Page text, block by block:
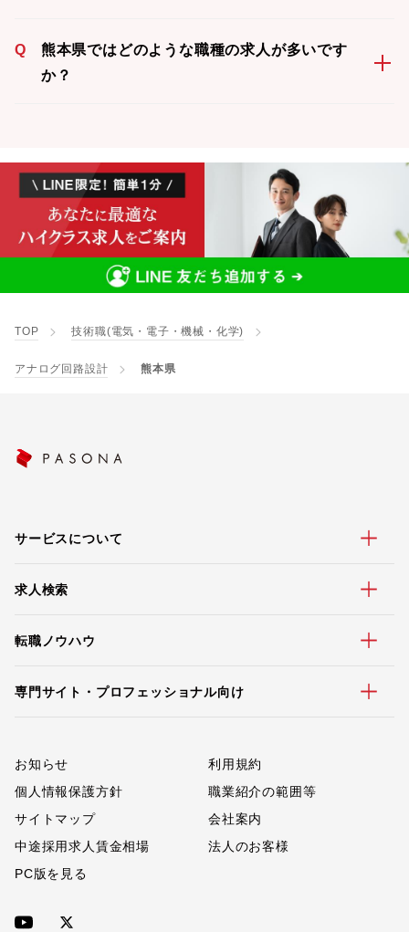
Q
熊本県ではどのような職種の求人が多いです
か？
TOP 技術職(電気・電子・機械・化学)
アナログ回路設計 熊本県
サービスについて
求人検索
転職ノウハウ
専門サイト・プロフェッショナル向け
お知らせ
利用規約
個人情報保護方針
職業紹介の範囲等
サイトマップ
会社案内
中途採用求人賃金相場
法人のお客様
PC版を見る